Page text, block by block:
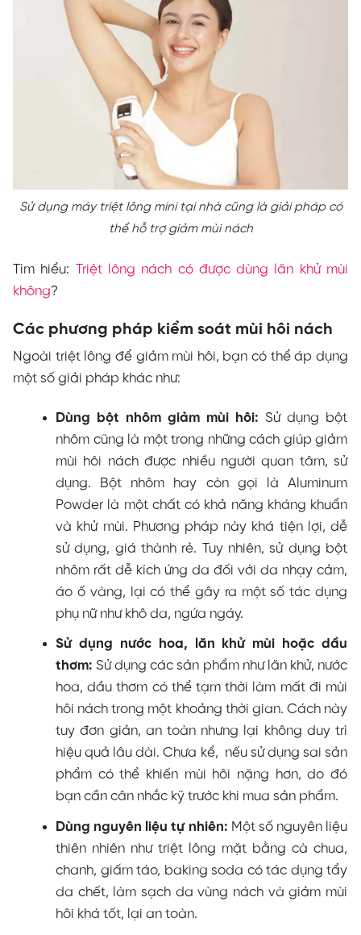
Sử dụng máy triệt lông mini tại nhà cũng là giải pháp có
thể hỗ trợ giảm mùi nách
Tìm hiểu: Triệt lông nách có được dùng lăn khử mùi
không?
Các phương pháp kiểm soát mùi hôi nách
Ngoài triệt lông để giảm mùi hôi, bạn có thể áp dụng
một số giải pháp khác như:
Dùng bột nhôm giảm mùi hôi: Sử dụng bột
nhôm cũng là một trong những cách giúp giảm
mùi hôi nách được nhiều người quan tâm, sử
dụng. Bột nhôm hay còn gọi là Aluminum
Powder là một chất có khả năng kháng khuẩn
và khử mùi. Phương pháp này khá tiện lợi, dễ
sử dụng, giá thành rẻ. Tuy nhiên, sử dụng bột
nhôm rất dễ kích ứng da đối với da nhạy cảm,
áo ố vàng, lại có thể gây ra một số tác dụng
phụ nữ như khô da, ngứa ngáy.
Sử dụng nước hoa, lăn khử mùi hoặc dầu
thơm: Sử dụng các sản phẩm như lăn khử, nước
hoa, dầu thơm có thể tạm thời làm mất đi mùi
hôi nách trong một khoảng thời gian. Cách này
tuy đơn giản, an toàn nhưng lại không duy trì
hiệu quả lâu dài. Chưa kể, nếu sử dụng sai sản
phẩm có thể khiến mùi hôi nặng hơn, do đó
bạn cần cân nhắc kỹ trước khi mua sản phẩm.
Dùng nguyên liệu tự nhiên: Một số nguyên liệu
thiên nhiên như triệt lông mặt bằng cà chua,
chanh, giấm táo, baking soda có tác dụng tẩy
da chết, làm sạch da vùng nách và giảm mùi
hôi khá tốt, lại an toàn.